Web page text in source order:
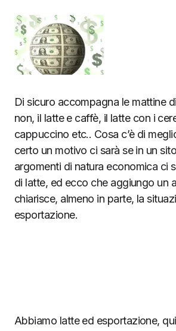
Di sicuro accompagna le mattine
non, il latte e caffè, il latte con i
cappuccino etc.. Cosa c’è di
certo un motivo ci sarà se in un
argomenti di natura economica ci
di latte, ed ecco che aggiungo un
chiarisce, almeno in parte, la
esportazione.
Abbiamo latte ed esportazione,